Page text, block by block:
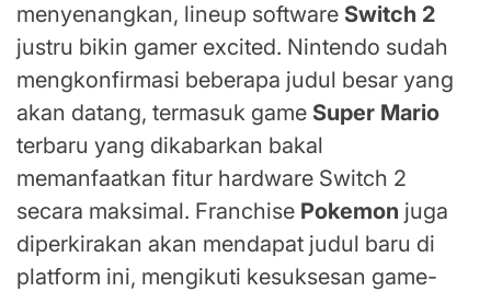
menyenangkan, lineup software Switch 2
justru bikin gamer excited. Nintendo sudah
mengkonfirmasi beberapa judul besar yang
akan datang, termasuk game Super Mario
terbaru yang dikabarkan bakal
memanfaatkan fitur hardware Switch 2
secara maksimal. Franchise Pokemon juga
diperkirakan akan mendapat judul baru di
platform ini, mengikuti kesuksesan game-